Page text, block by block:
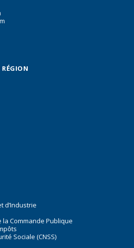
RÉGION
d’Industrie
Commande Publique
Sociale (CNSS)